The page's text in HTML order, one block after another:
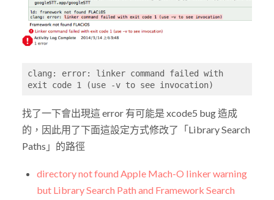
clang: error: linker command failed with
exit code 1 (use -v to see invocation)
找了一下會出現這 error 有可能是 xcode5 bug 造成
的，因此用了下面這設定方式修改了「Library Search
Paths」的路徑
directory not found Apple Mach-O linker warning
but Library Search Path and Framework Search